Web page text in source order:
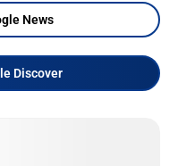
News
Discover